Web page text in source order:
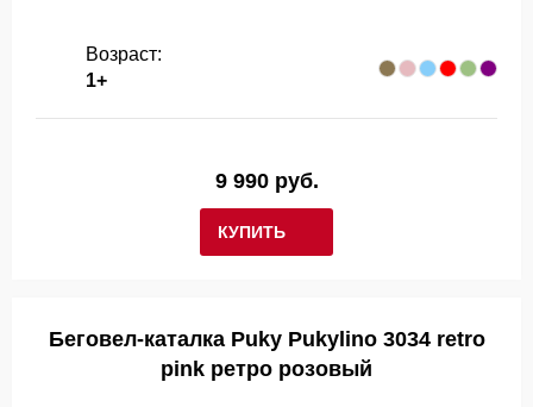
Возраст:
1+
КУПИТЬ
9 990 руб.
Беговел-каталка Puky Pukylino 3034 retro
pink ретро розовый